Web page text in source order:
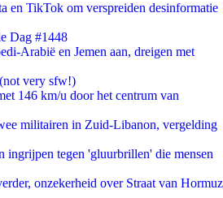
en TikTok om verspreiden desinformatie
Dag #1448
Arabië en Jemen aan, dreigen met
very sfw!)
146 km/u door het centrum van
militairen in Zuid-Libanon, vergelding
tegen 'gluurbrillen' die mensen
onzekerheid over Straat van Hormuz